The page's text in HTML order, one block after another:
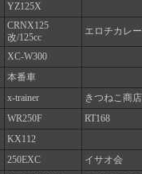
YZ125X
CRNX125
改/125cc
エロチカレ
XC-W300
本番車
x-trainer きつねこ商店
WR250F RT168
KX112
250EXC イサオ会